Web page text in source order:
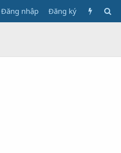
Đăng nhập Đăng ký